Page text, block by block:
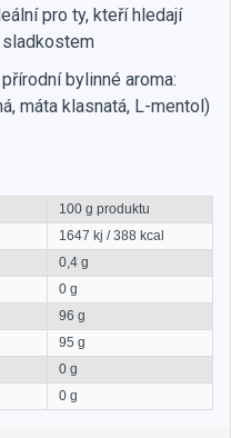
pro ty, kteří hledají
sladkostem
bylinné aroma:
máta klasnatá, L-mentol)
100 g produktu
1647 kj / 388 kcal
0,4 g
0 g
96 g
95 g
0 g
0 g